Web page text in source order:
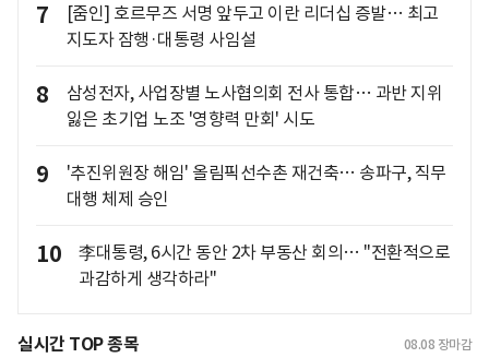
7
[줌인] 호르무즈 서명 앞두고 이란 리더십 증발… 최고
지도자 잠행·대통령 사임설
8
삼성전자, 사업장별 노사협의회 전사 통합… 과반 지위
잃은 초기업 노조 '영향력 만회' 시도
9
'추진위원장 해임' 올림픽선수촌 재건축… 송파구, 직무
대행 체제 승인
10
李대통령, 6시간 동안 2차 부동산 회의… "전환적으로
과감하게 생각하라"
실시간 TOP 종목 08.08 장마감